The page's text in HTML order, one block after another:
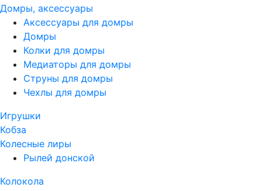
Домры, аксессуары
Аксессуары для домры
Домры
Колки для домры
Медиаторы для домры
Струны для домры
Чехлы для домры
Игрушки
Кобза
Колесные лиры
Рылей донской
Колокола